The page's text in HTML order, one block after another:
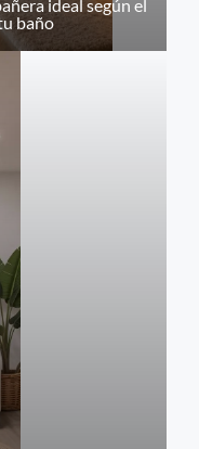
ideal según el
baño